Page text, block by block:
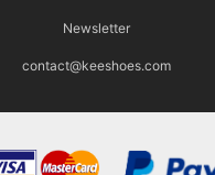
Newsletter
contact@keeshoes.com